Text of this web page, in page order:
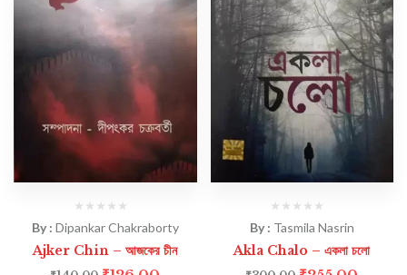
By : Dipankar Chakraborty
Ajker Chin – আজকের চীন
By : Tasmila Nasrin
Akla Chalo – একলা চলো